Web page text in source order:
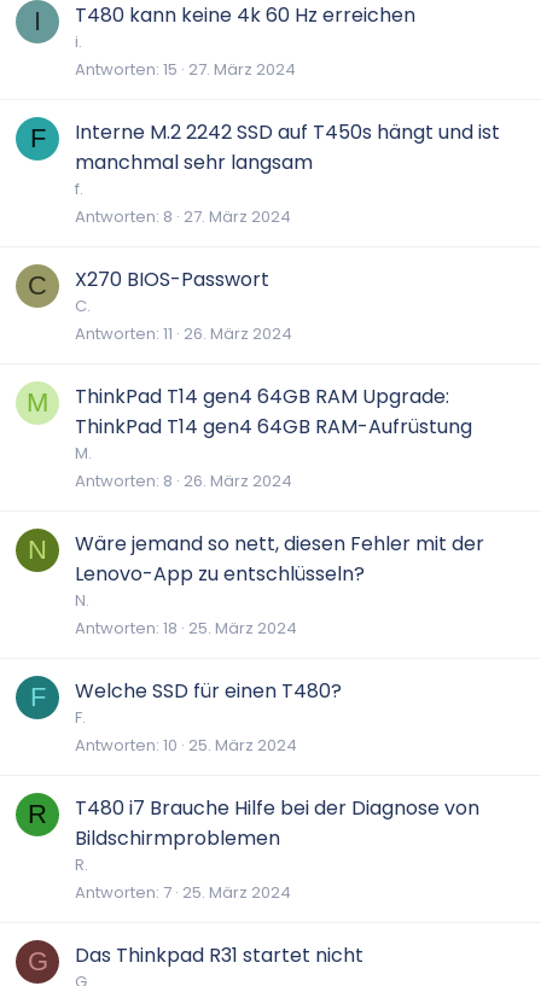
I T480 kann keine 4k 60 Hz erreichen
i.
Antworten 15 27. März 2024
F
Interne M.2 2242 SSD auf T450s hängt und ist
manchmal sehr langsam
f.
Antworten 8 27. März 2024
C X270 BIOS-Passwort
C.
Antworten 11 26. März 2024
M
ThinkPad T14 gen4 64GB RAM Upgrade:
ThinkPad T14 gen4 64GB RAM-Aufrüstung
M.
Antworten 8 26. März 2024
N
Wäre jemand so nett, diesen Fehler mit der
Lenovo-App zu entschlüsseln?
N.
Antworten 18 25. März 2024
F Welche SSD für einen T480?
F.
Antworten 10 25. März 2024
R
T480 i7 Brauche Hilfe bei der Diagnose von
Bildschirmproblemen
R.
Antworten 7 25. März 2024
G Das Thinkpad R31 startet nicht